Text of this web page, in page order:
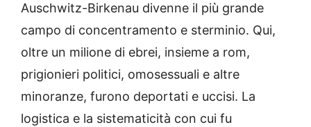
Auschwitz-Birkenau divenne il più grande
campo di concentramento e sterminio. Qui,
oltre un milione di ebrei, insieme a rom,
prigionieri politici, omosessuali e altre
minoranze, furono deportati e uccisi. La
logistica e la sistematicità con cui fu